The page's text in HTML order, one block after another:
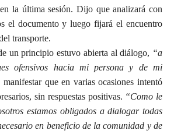
la última sesión. Dijo que analizará con
el documento y luego fijará el encuentro
transporte.
un principio estuvo abierta al diálogo, “a
ofensivos hacia mi persona y de mi
que en varias ocasiones intentó
sin respuestas positivas. “Como le
estamos obligados a dialogar todas
en beneficio de la comunidad y de